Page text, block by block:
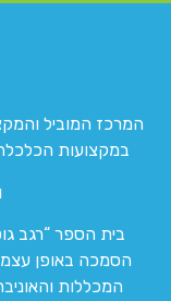
במקצועות
בית הספר “רגב
הסמכה באופן
המכללות